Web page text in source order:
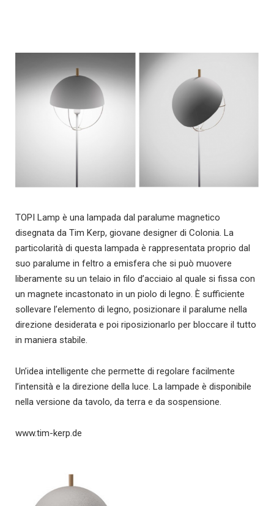
TOPI Lamp è una lampada dal paralume magnetico
disegnata da Tim Kerp, giovane designer di Colonia. La
particolarità di questa lampada è rappresentata proprio dal
suo paralume in feltro a emisfera che si può muovere
liberamente su un telaio in filo d’acciaio al quale si fissa con
un magnete incastonato in un piolo di legno. È sufficiente
sollevare l’elemento di legno, posizionare il paralume nella
direzione desiderata e poi riposizionarlo per bloccare il tutto
in maniera stabile.
Un’idea intelligente che permette di regolare facilmente
l’intensità e la direzione della luce. La lampade è disponibile
nella versione da tavolo, da terra e da sospensione.
www.tim-kerp.de